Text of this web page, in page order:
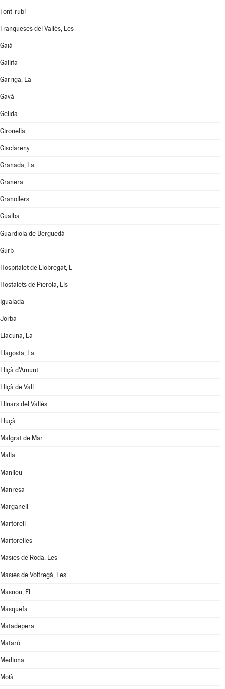
Font-rubí
Franqueses del Vallès, Les
Gaià
Gallifa
Garriga, La
Gavà
Gelida
Gironella
Gisclareny
Granada, La
Granera
Granollers
Gualba
Guardiola de Berguedà
Gurb
Hospitalet de Llobregat, L'
Hostalets de Pierola, Els
Igualada
Jorba
Llacuna, La
Llagosta, La
Lliçà d'Amunt
Lliçà de Vall
Llinars del Vallès
Lluçà
Malgrat de Mar
Malla
Manlleu
Manresa
Marganell
Martorell
Martorelles
Masies de Roda, Les
Masies de Voltregà, Les
Masnou, El
Masquefa
Matadepera
Mataró
Mediona
Moià